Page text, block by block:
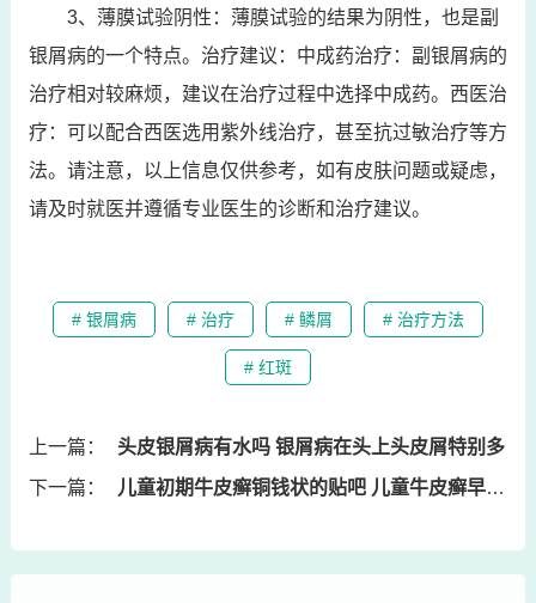
3、薄膜试验阴性：薄膜试验的结果为阴性，也是副
银屑病的一个特点。治疗建议：中成药治疗：副银屑病的
治疗相对较麻烦，建议在治疗过程中选择中成药。西医治
疗：可以配合西医选用紫外线治疗，甚至抗过敏治疗等方
法。请注意，以上信息仅供参考，如有皮肤问题或疑虑，
请及时就医并遵循专业医生的诊断和治疗建议。
# 银屑病 # 治疗 # 鳞屑 # 治疗方法
# 红斑
上一篇：
头皮银屑病有水吗 银屑病在头上头皮屑特别多
下一篇：
儿童初期牛皮癣铜钱状的贴吧 儿童牛皮癣早期症状